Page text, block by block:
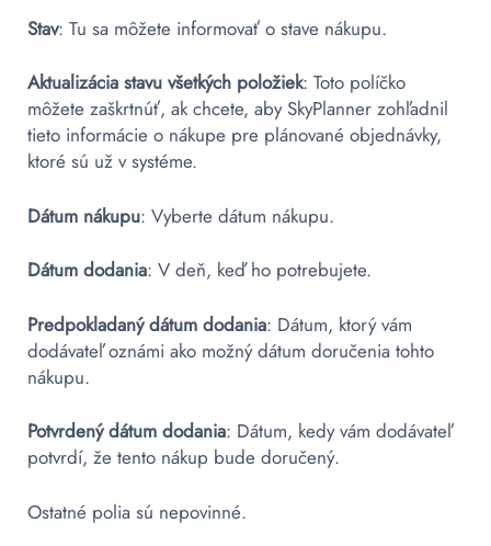
Stav: Tu sa môžete informovať o stave nákupu.
Aktualizácia stavu všetkých položiek: Toto políčko
môžete zaškrtnúť, ak chcete, aby SkyPlanner zohľadnil
tieto informácie o nákupe pre plánované objednávky,
ktoré sú už v systéme.
Dátum nákupu: Vyberte dátum nákupu.
Dátum dodania: V deň, keď ho potrebujete.
Predpokladaný dátum dodania: Dátum, ktorý vám
dodávateľ oznámi ako možný dátum doručenia tohto
nákupu.
Potvrdený dátum dodania: Dátum, kedy vám dodávateľ
potvrdí, že tento nákup bude doručený.
Ostatné polia sú nepovinné.